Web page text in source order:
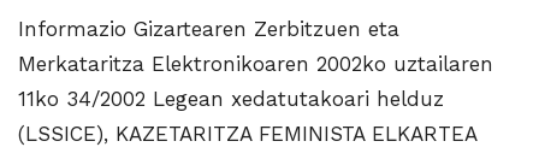
Informazio Gizartearen Zerbitzuen eta
Merkataritza Elektronikoaren 2002ko uztailaren
11ko 34/2002 Legean xedatutakoari helduz
(LSSICE), KAZETARITZA FEMINISTA ELKARTEA